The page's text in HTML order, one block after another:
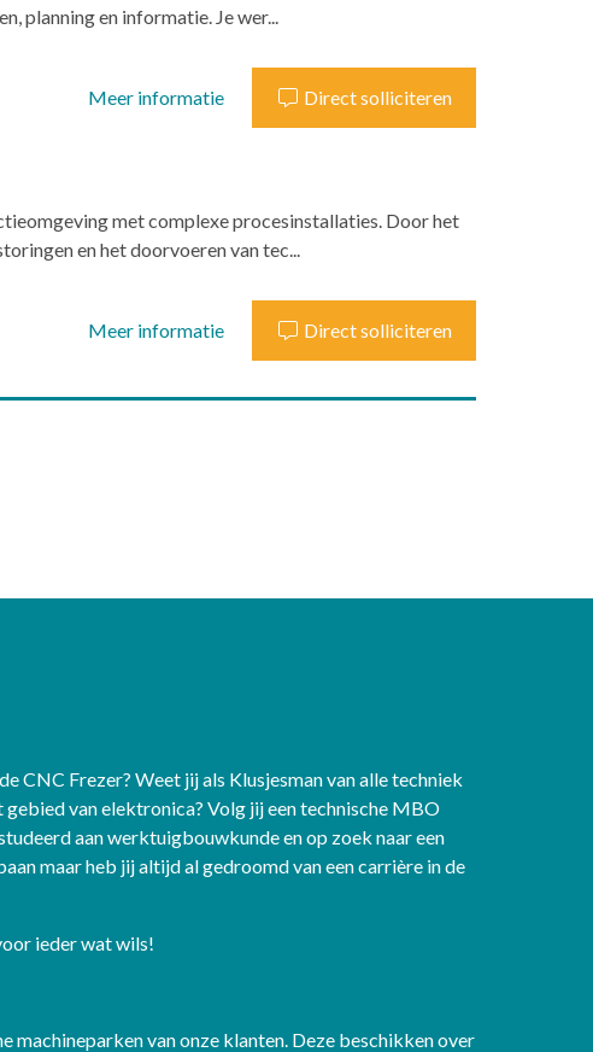
planning en informatie. Je wer...
Meer informatie Direct solliciteren
met complexe procesinstallaties. Door het
en het doorvoeren van tec...
Meer informatie Direct solliciteren
CNC Frezer? Weet jij als Klusjesman van alle techniek
van elektronica? Volg jij een technische MBO
aan werktuigbouwkunde en op zoek naar een
maar heb jij altijd al gedroomd van een carrière in de
ieder wat wils!
machineparken van onze klanten. Deze beschikken over